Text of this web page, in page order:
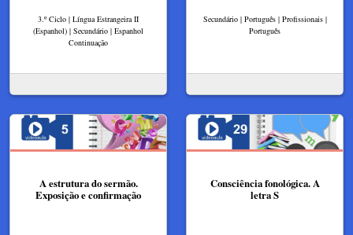
3.º Ciclo | Língua Estrangeira II
(Espanhol) | Secundário | Espanhol
Continuação
Secundário | Português | Profissionais |
Português
A estrutura do sermão.
Exposição e confirmação
Consciência fonológica. A
letra S